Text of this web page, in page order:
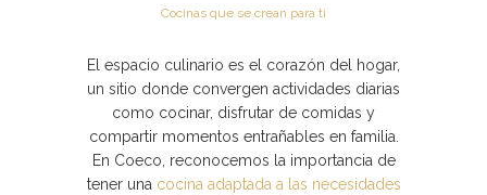
Cocinas que se crean para tí
El espacio culinario es el corazón del hogar,
un sitio donde convergen actividades diarias
como cocinar, disfrutar de comidas y
compartir momentos entrañables en familia.
En Coeco, reconocemos la importancia de
tener una cocina adaptada a las necesidades